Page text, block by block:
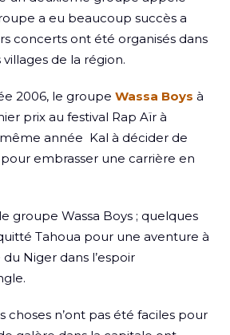
a eu beaucoup succès a
concerts ont été organisés dans
de la région.
2006, le groupe Wassa Boys à
prix au festival Rap Aïr à
année Kal à décider de
embrasser une carrière en
groupe Wassa Boys ; quelques
Tahoua pour une aventure à
Niger dans l’espoir
choses n’ont pas été faciles pour